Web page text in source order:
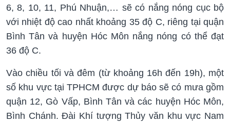
6, 8, 10, 11, Phú Nhuận,… sẽ có nắng nóng cục bộ
với nhiệt độ cao nhất khoảng 35 độ C, riêng tại quận
Bình Tân và huyện Hóc Môn nắng nóng có thể đạt
36 độ C.
Vào chiều tối và đêm (từ khoảng 16h đến 19h), một
số khu vực tại TPHCM được dự báo sẽ có mưa gồm
quận 12, Gò Vấp, Bình Tân và các huyện Hóc Môn,
Bình Chánh. Đài Khí tượng Thủy văn khu vực Nam